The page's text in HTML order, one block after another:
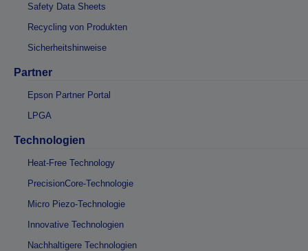
Safety Data Sheets
Recycling von Produkten
Sicherheitshinweise
Partner
Epson Partner Portal
LPGA
Technologien
Heat-Free Technology
PrecisionCore-Technologie
Micro Piezo-Technologie
Innovative Technologien
Nachhaltigere Technologien